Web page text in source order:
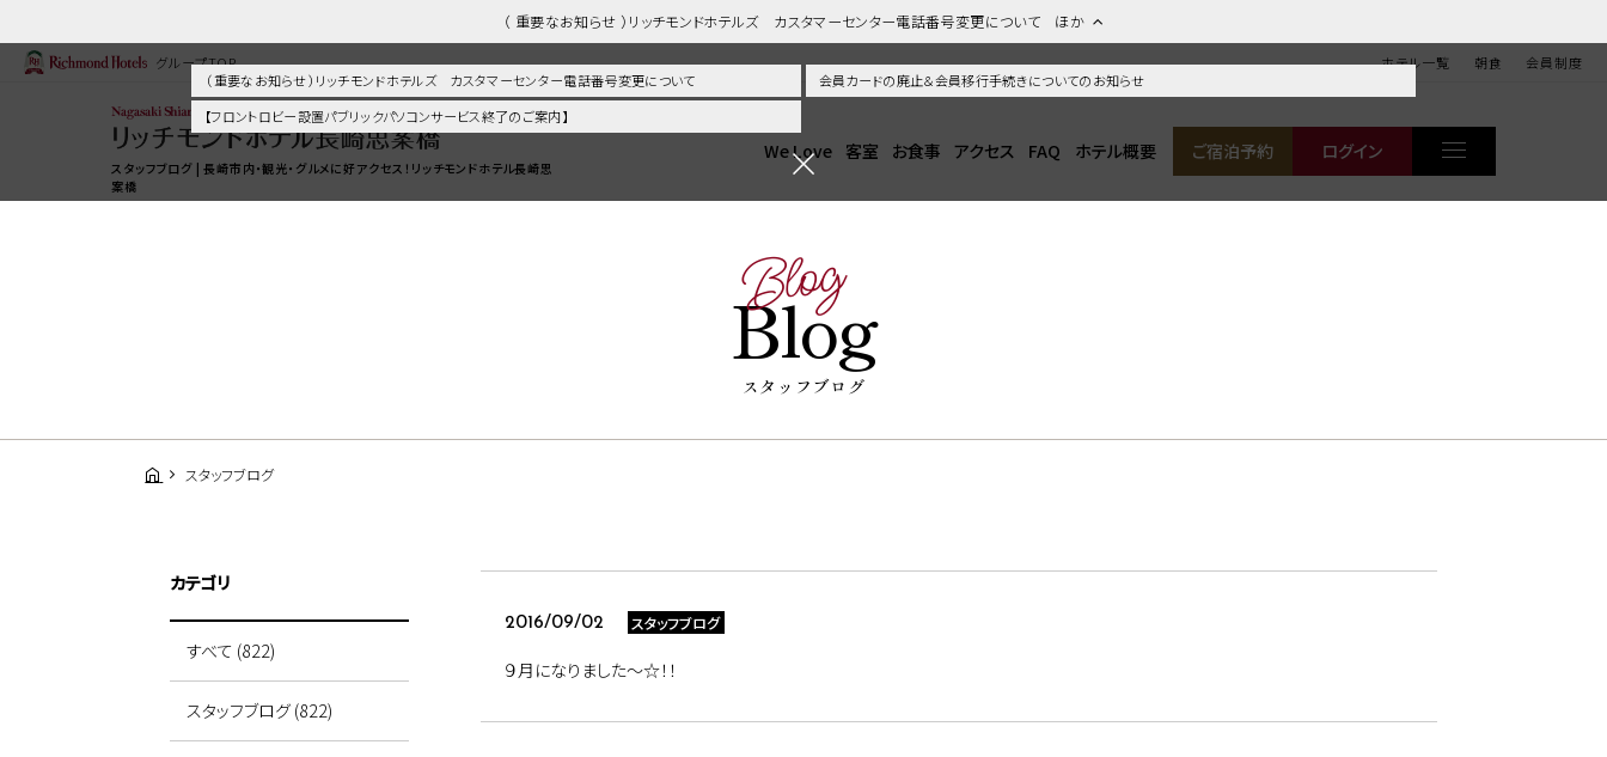
（ 重要なお知らせ ）リッチモンドホテルズ カスタマーセンター電話番号変更について ほか
（ 重要なお知らせ ）リッチモンドホテルズ カスタマーセンター電話番号変更について
会員カードの廃止＆会員移行手続きについてのお知らせ
【フロントロビー設置パブリックパソコンサービス終了のご案内】
グループTOP ホテル一覧 朝食 会員制度
スタッフブログ | 長崎市内・観光・グルメに好アクセス！リッチモンドホテル長崎思
案橋
We Love 客室 お食事 アクセス FAQ ホテル概要 ご宿泊予約 ログイン
Blog
Blog
スタッフブログ
スタッフブログ
2016/09/02 スタッフブログ
９月になりました～☆！！
カテゴリ
すべて (822)
スタッフブログ (822)